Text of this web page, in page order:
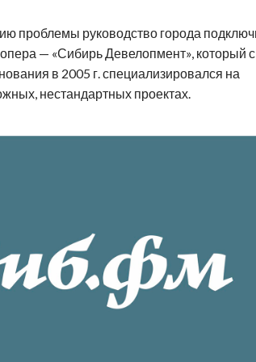
проблемы руководство города
— «Сибирь Девелопмент», который с
в 2005 г. специализировался на
нестандартных проектах.